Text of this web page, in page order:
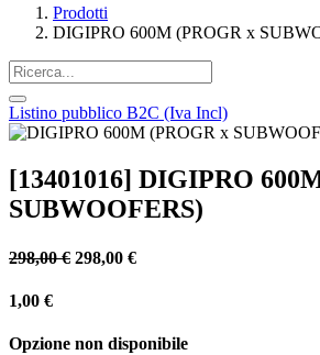
Prodotti
DIGIPRO 600M (PROGR x
Listino pubblico B2C (Iva Incl)
[13401016] DIGIPRO
SUBWOOFERS)
298,00€ 298,00 €
1,00 €
Opzione non disponibile